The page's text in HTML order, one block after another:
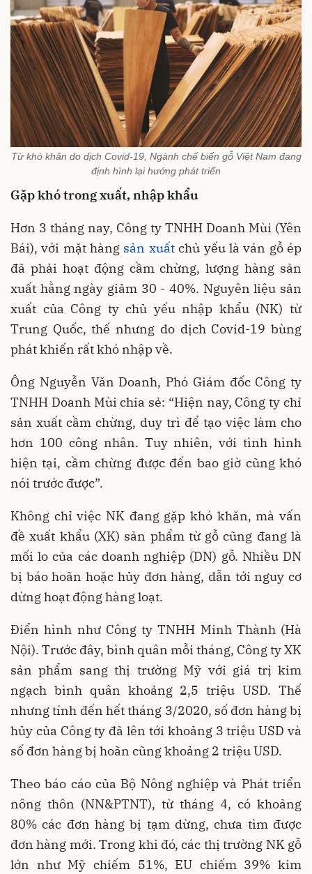
Từ khó khăn do dịch Covid-19, Ngành chế biến gỗ Việt Nam đang
định hình lại hướng phát triển
Gặp khó trong xuất, nhập khẩu
Hơn 3 tháng nay, Công ty TNHH Doanh Mùi (Yên
Bái), với mặt hàng sản xuấtchủ yếu là ván gỗ ép
đã phải hoạt động cầm chừng, lượng hàng sản
xuất hằng ngày giảm 30 - 40%. Nguyên liệu sản
xuất của Công ty chủ yếu nhập khẩu (NK) từ
Trung Quốc, thế nhưng do dịch Covid-19 bùng
phát khiến rất khó nhập về.
Ông Nguyễn Văn Doanh, Phó Giám đốc Công ty
TNHH Doanh Mùi chia sẻ: “Hiện nay, Công ty chỉ
sản xuất cầm chừng, duy trì để tạo việc làm cho
hơn 100 công nhân. Tuy nhiên, với tình hình
hiện tại, cầm chừng được đến bao giờ cũng khó
nói trước được”.
Không chỉ việc NK đang gặp khó khăn, mà vấn
đề xuất khẩu (XK) sản phẩm từ gỗ cũng đang là
mối lo của các doanh nghiệp (DN) gỗ. Nhiều DN
bị báo hoãn hoặc hủy đơn hàng, dẫn tới nguy cơ
dừng hoạt động hàng loạt.
Điển hình như Công ty TNHH Minh Thành (Hà
Nội). Trước đây, bình quân mỗi tháng, Công ty XK
sản phẩm sang thị trường Mỹ với giá trị kim
ngạch bình quân khoảng 2,5 triệu USD. Thế
nhưng tính đến hết tháng 3/2020, số đơn hàng bị
hủy của Công ty đã lên tới khoảng 3 triệu USD và
số đơn hàng bị hoãn cũng khoảng 2 triệu USD.
Theo báo cáo của Bộ Nông nghiệp và Phát triển
nông thôn (NN&PTNT), từ tháng 4, có khoảng
80% các đơn hàng bị tạm dừng, chưa tìm được
đơn hàng mới. Trong khi đó, các thị trường NK gỗ
lớn như Mỹ chiếm 51%, EU chiếm 39% kim